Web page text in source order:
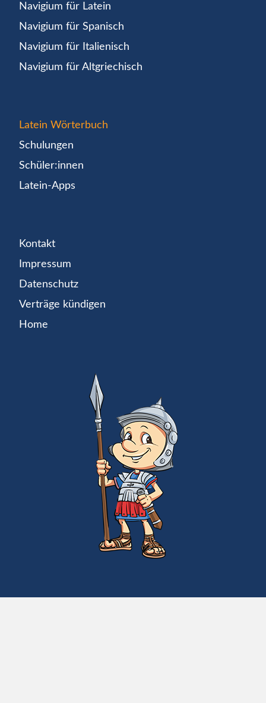
Navigium für Latein
Navigium für Spanisch
Navigium für Italienisch
Navigium für Altgriechisch
Latein Wörterbuch
Schulungen
Schüler:innen
Latein-Apps
Kontakt
Impressum
Datenschutz
Verträge kündigen
Home